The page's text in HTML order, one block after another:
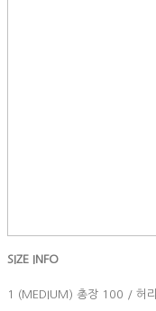
SIZE INFO
1 (MEDIUM) 총장 100 / 허